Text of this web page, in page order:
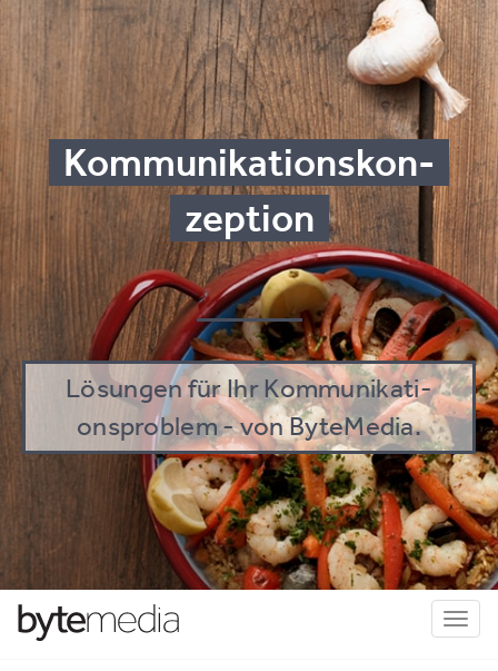
Kom­mu­ni­ka­ti­ons­kon­
Lö­sun­gen für Ihr Kom­mu­ni­ka­ti­
ons­pro­blem - von ByteMedia.